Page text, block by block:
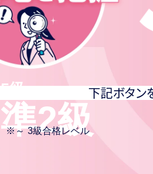
5級〜
準2級
※～ 3級合格レベル